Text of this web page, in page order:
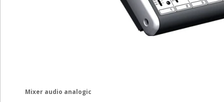
Mixer audio analogic